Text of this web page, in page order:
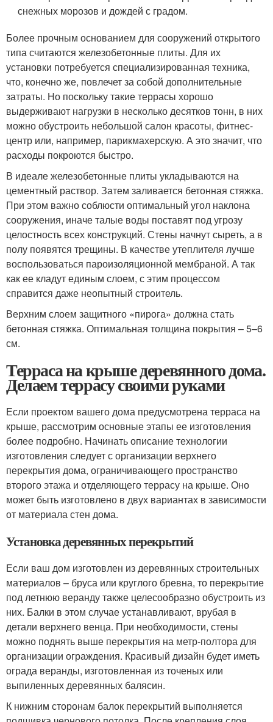
снежных морозов и дождей с градом.
Более прочным основанием для сооружений открытого
типа считаются железобетонные плиты. Для их
установки потребуется специализированная техника,
что, конечно же, повлечет за собой дополнительные
затраты. Но поскольку такие террасы хорошо
выдерживают нагрузки в несколько десятков тонн, в них
можно обустроить небольшой салон красоты, фитнес-
центр или, например, парикмахерскую. А это значит, что
расходы покроются быстро.
В идеале железобетонные плиты укладываются на
цементный раствор. Затем заливается бетонная стяжка.
При этом важно соблюсти оптимальный угол наклона
сооружения, иначе талые воды поставят под угрозу
целостность всех конструкций. Стены начнут сыреть, а в
полу появятся трещины. В качестве утеплителя лучше
воспользоваться пароизоляционной мембраной. А так
как ее кладут единым слоем, с этим процессом
справится даже неопытный строитель.
Верхним слоем защитного «пирога» должна стать
бетонная стяжка. Оптимальная толщина покрытия – 5–6
см.
Терраса на крыше деревянного дома.
Делаем террасу своими руками
Если проектом вашего дома предусмотрена терраса на
крыше, рассмотрим основные этапы ее изготовления
более подробно. Начинать описание технологии
изготовления следует с организации верхнего
перекрытия дома, ограничивающего пространство
второго этажа и отделяющего террасу на крыше. Оно
может быть изготовлено в двух вариантах в зависимости
от материала стен дома.
Установка деревянных перекрытий
Если ваш дом изготовлен из деревянных строительных
материалов – бруса или круглого бревна, то перекрытие
под летнюю веранду также целесообразно обустроить из
них. Балки в этом случае устанавливают, врубая в
детали верхнего венца. При необходимости, стены
можно поднять выше перекрытия на метр-полтора для
организации ограждения. Красивый дизайн будет иметь
ограда веранды, изготовленная из точеных или
выпиленных деревянных балясин.
К нижним сторонам балок перекрытий выполняется